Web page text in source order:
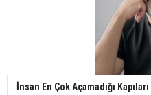
İnsan En Çok Açamadığı